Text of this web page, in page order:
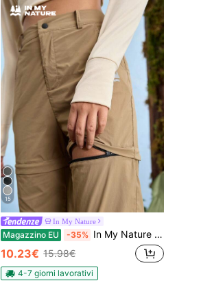
15
In My Nature
Magazzino EU -35% In My Nature Pantaloni casual da donna per escursionismo, con tasche staccabili, gamba dritta
10.23€ 15.98€
4-7 giorni lavorativi